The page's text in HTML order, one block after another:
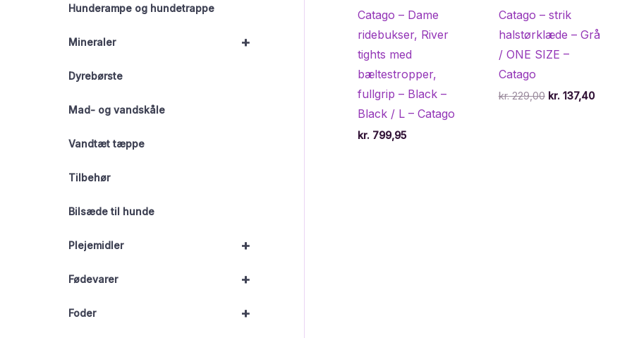
Hunderampe og hundetrappe
+
Mineraler
Dyrebørste
Mad- og vandskåle
Vandtæt tæppe
Tilbehør
Bilsæde til hunde
+
Plejemidler
+
Fødevarer
+
Foder
Catago – Dame
ridebukser, River
tights med
bæltestropper,
fullgrip – Black –
Black / L – Catago
kr. 799,95
Catago – strik
halstørklæde – Grå
/ ONE SIZE –
Catago
kr.229,00 Den
kr.137,40Den